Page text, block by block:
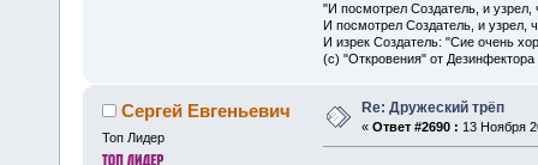
"И посмотрел Создатель, и
И посмотрел Создатель, и узрел,
И изрек Создатель: "Сие очень
(с) "Откровения" от Дезинфектора
Сергей Евгеньевич
Топ Лидер
Re: Дружеский трёп
« Ответ #2690 : 13 Ноября